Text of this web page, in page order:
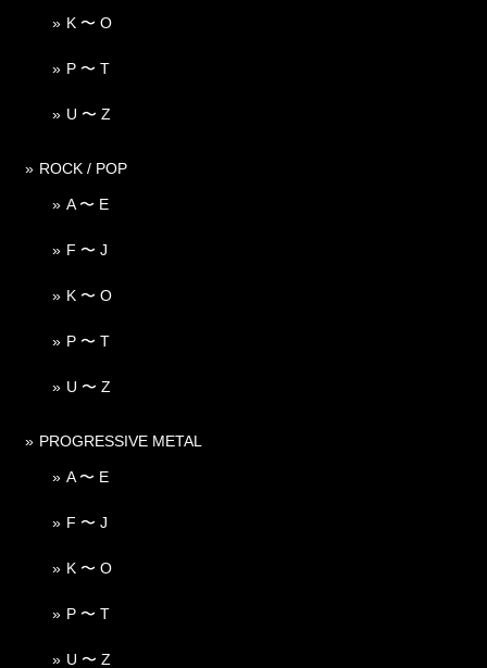
K 〜 O
P 〜 T
U 〜 Z
ROCK / POP
A 〜 E
F 〜 J
K 〜 O
P 〜 T
U 〜 Z
PROGRESSIVE METAL
A 〜 E
F 〜 J
K 〜 O
P 〜 T
U 〜 Z